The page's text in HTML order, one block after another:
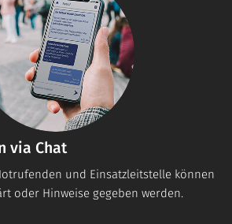
via Chat
und Einsatzleitstelle können
oder Hinweise gegeben werden.